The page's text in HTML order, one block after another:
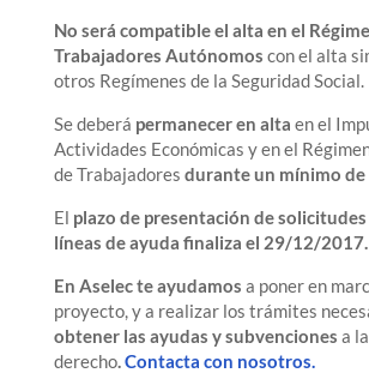
No será compatible el alta en el
Trabajadores Autónomos con el alta
otros Regímenes de la Seguridad Social.
Se deberá permanecer en alta en el
Actividades Económicas y en el
de Trabajadores durante un mínimo de
El plazo de presentación de solicitudes
líneas de ayuda finaliza el 29/12/2017.
En Aselec te ayudamos a poner en
proyecto, y a realizar los trámites
obtener las ayudas y subvenciones a
derecho.Contacta con nosotros.